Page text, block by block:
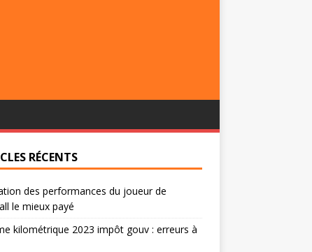
RÉCENTS
des performances du joueur de
le mieux payé
kilométrique 2023 impôt gouv : erreurs à